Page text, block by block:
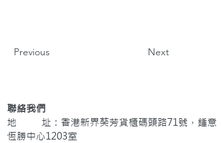
Previous Next
聯絡我們
地 址：香港新界葵芳貨櫃碼頭路71號，鍾意
恆勝中心1203室